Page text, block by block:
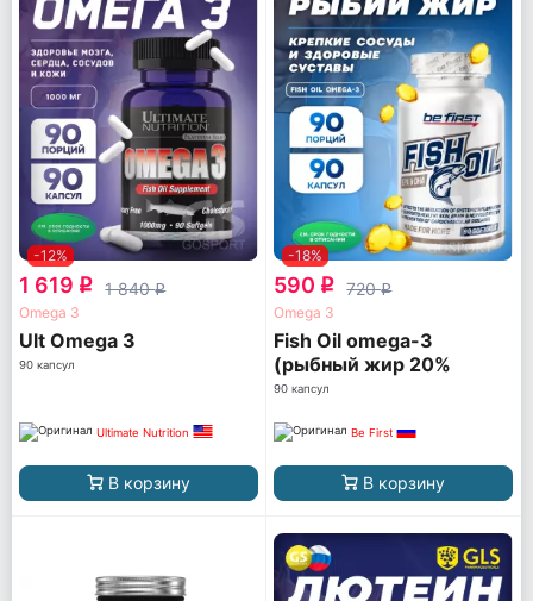
-12%
1 619 q 1 840q
Omega 3
Ult Omega 3
90 капсул
Ultimate Nutrition
В корзину
-18%
590 q 720q
Omega 3
Fish Oil omega-3
(рыбный жир 20%
ПНЖК)
90 капсул
Be First
В корзину